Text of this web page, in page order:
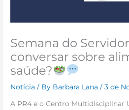
Semana do
conversar sobre
saúde?
Notícia / By Barbara Lana/3 de
A PR4 e o Centro Multidisciplinar